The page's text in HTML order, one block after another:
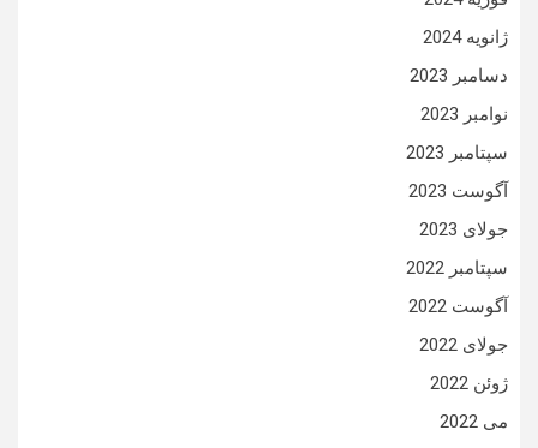
ژانویه 2024
دسامبر 2023
نوامبر 2023
سپتامبر 2023
آگوست 2023
جولای 2023
سپتامبر 2022
آگوست 2022
جولای 2022
ژوئن 2022
می 2022